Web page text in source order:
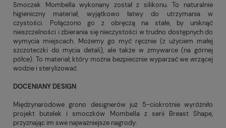
Smoczek Mombella wykonany został z silikonu. To naturalnie
higieniczny materiał, wyjątkowo łatwy do utrzymania w
czystości. Połączono go z obręczą na stałe, by uniknąć
nieszczelności i zbierania się nieczystości w trudno dostępnych do
wymycia miejscach. Możemy go myć ręcznie (z użyciem małej
szczoteczki do mycia detali), ale także w zmywarce (na górnej
półce). To materiał, który można bezpiecznie wyparzać we wrzącej
wodzie i sterylizować.
DOCENIANY DESIGN
Międzynarodowe grono designerów już 5-ciokrotnie wyróżniło
projekt butelek i smoczków Mombella z serii Breast Shape,
przyznając im swe najważniejsze nagrody: